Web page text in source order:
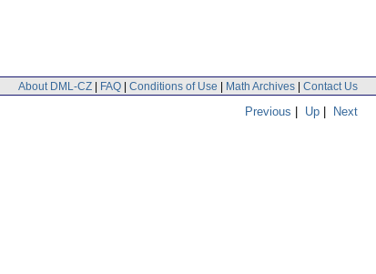
About DML-CZ | FAQ | Conditions of Use | Math Archives | Contact Us
Previous | Up | Next